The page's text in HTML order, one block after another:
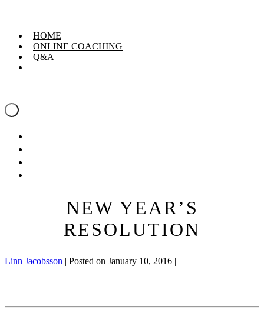
HOME
ONLINE COACHING
Q&A
Menu
Toggle
NEW YEAR’S
RESOLUTION
Linn Jacobsson | Posted on January 10, 2016 |